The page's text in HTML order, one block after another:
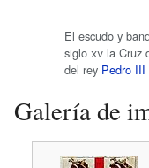
El escudo y
siglo xv la Cruz
del rey Pedro III
Galería de